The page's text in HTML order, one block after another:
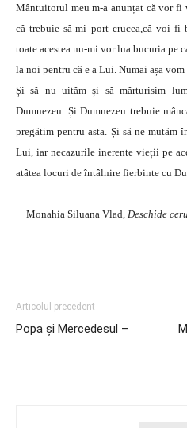
Mântuitorul meu m-a anunțat că vor fi
că trebuie să-mi port crucea,că voi fi
toate acestea nu-mi vor lua bucuria pe
la noi pentru că e a Lui. Numai așa vom
Și să nu uităm și să mărturisim
Dumnezeu. Și Dumnezeu trebuie
pregătim pentru asta. Și să ne mutăm
Lui, iar necazurile inerente vieții pe
atâtea locuri de întâlnire fierbinte cu
Monahia Siluana Vlad, Deschide
Articolul precedent
Popa şi Mercedesul –